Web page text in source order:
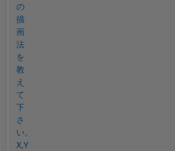
の
描
画
法
を
教
え
て
下
さ
い。
X,Y